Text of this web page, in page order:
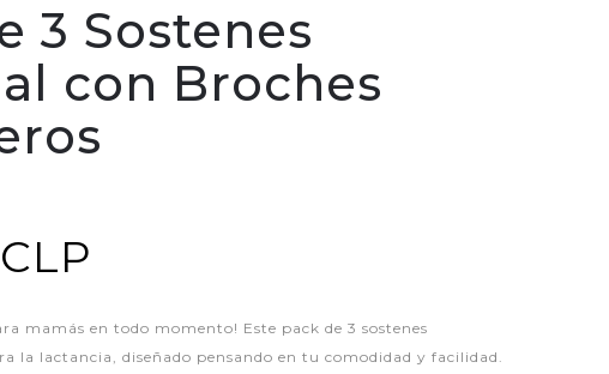
3 Sostenes
con Broches
mamás en todo momento! Este pack de 3 sostenes
la lactancia, diseñado pensando en tu comodidad y facilidad.